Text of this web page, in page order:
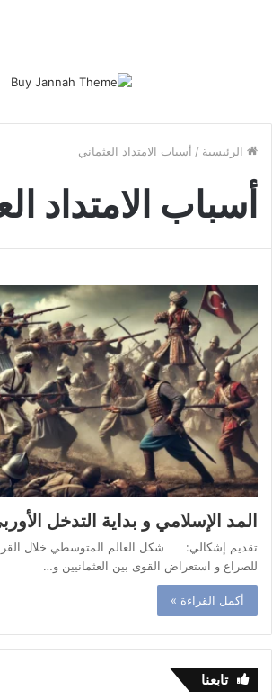
الرئيسية / أسباب الامتداد العثماني
أسباب الامتداد
المد الإسلامي و بداية التدخل
للصراع و استعراض القوى بين العثمانيين و…
أكمل القراءة »
تابعنا